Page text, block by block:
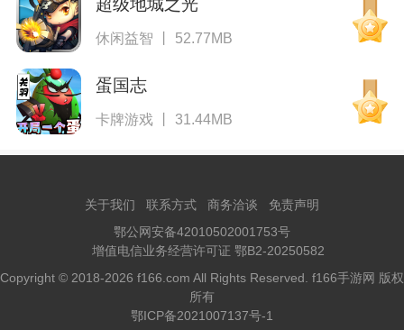
超级地城之光
休闲益智 丨 52.77MB
蛋国志
卡牌游戏 丨 31.44MB
关于我们 联系方式 商务洽谈
免责声明
鄂公网安备42010502001753号
增值电信业务经营许可证 鄂B2-20250582
Copyright © 2018-2026 f166.com All Rights Reserved. f166手游网 版权
所有
鄂ICP备2021007137号-1